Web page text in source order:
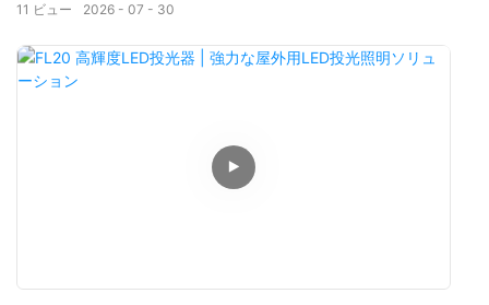
倉庫照明、高効率LED照明、省エネLED器具、産業用照明メーカ
ー、商業用照明ソリューション、LEDリニアライト、KML LED
照明、OEM LED照明、中国LED照明メーカー
2026 07 30
11 ビュー